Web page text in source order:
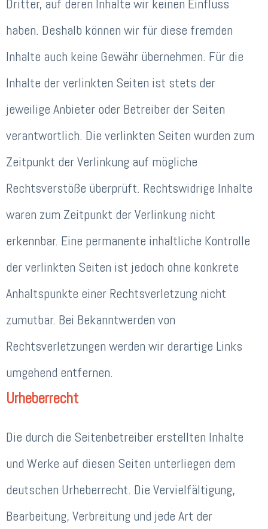
Dritter, auf deren Inhalte wir keinen Einfluss
haben. Deshalb können wir für diese fremden
Inhalte auch keine Gewähr übernehmen. Für die
Inhalte der verlinkten Seiten ist stets der
jeweilige Anbieter oder Betreiber der Seiten
verantwortlich. Die verlinkten Seiten wurden zum
Zeitpunkt der Verlinkung auf mögliche
Rechtsverstöße überprüft. Rechtswidrige Inhalte
waren zum Zeitpunkt der Verlinkung nicht
erkennbar. Eine permanente inhaltliche Kontrolle
der verlinkten Seiten ist jedoch ohne konkrete
Anhaltspunkte einer Rechtsverletzung nicht
zumutbar. Bei Bekanntwerden von
Rechtsverletzungen werden wir derartige Links
umgehend entfernen.
Urheberrecht
Die durch die Seitenbetreiber erstellten Inhalte
und Werke auf diesen Seiten unterliegen dem
deutschen Urheberrecht. Die Vervielfältigung,
Bearbeitung, Verbreitung und jede Art der